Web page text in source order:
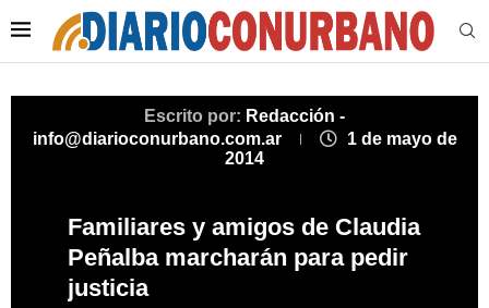
Escrito por: Redacción -
info@diarioconurbano.com.ar
1 de mayo de
2014
Familiares y amigos de Claudia
Peñalba marcharán para pedir
justicia